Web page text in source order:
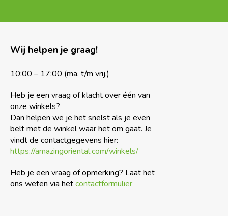
Wij helpen je graag!
10:00 – 17:00 (ma. t/m vrij.)
Heb je een vraag of klacht over één van
onze winkels?
Dan helpen we je het snelst als je even
belt met de winkel waar het om gaat. Je
vindt de contactgegevens hier:
https://amazingoriental.com/winkels/
Heb je een vraag of opmerking? Laat het
ons weten via hetcontactformulier